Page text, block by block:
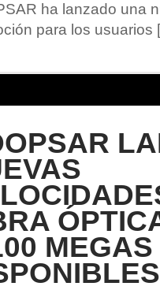
ha lanzado una
para los usuarios
MEGAS